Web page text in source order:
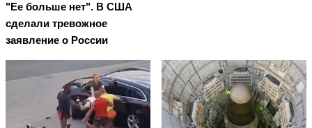
"Ее больше нет". В США
сделали тревожное
заявление о России